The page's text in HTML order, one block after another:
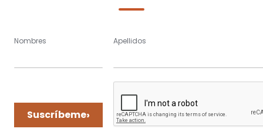
Nombres Apellidos
Suscríbeme›